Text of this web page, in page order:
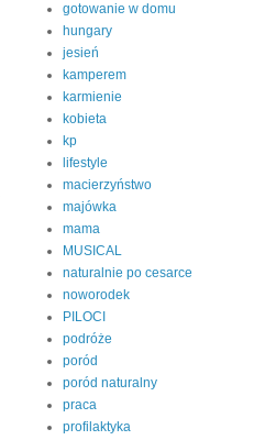
gotowanie w domu
hungary
jesień
kamperem
karmienie
kobieta
kp
lifestyle
macierzyństwo
majówka
mama
MUSICAL
naturalnie po cesarce
noworodek
PILOCI
podróże
poród
poród naturalny
praca
profilaktyka